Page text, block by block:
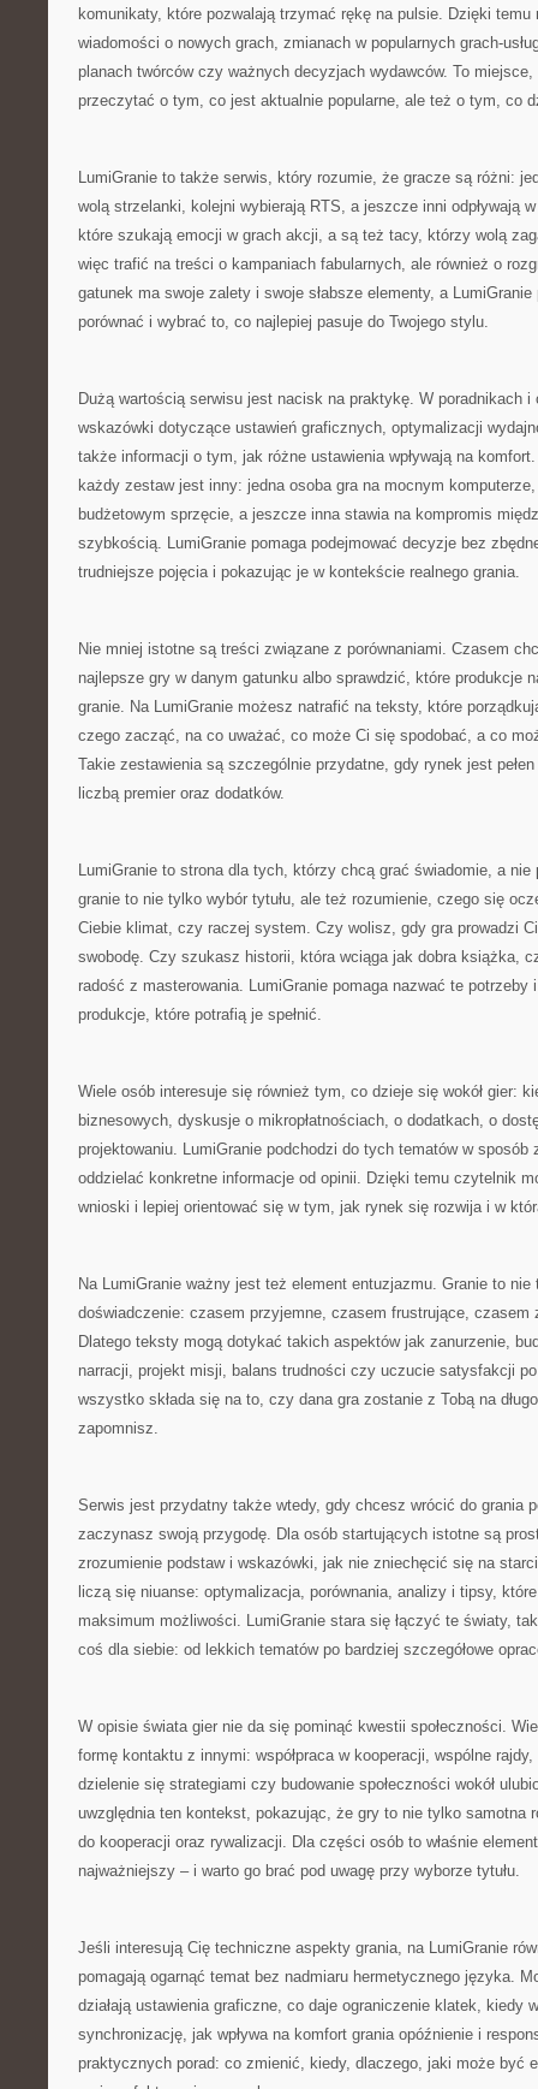
komunikaty, które pozwalają trzymać rękę na pulsie. Dzięki
wiadomości o nowych grach, zmianach w popularnych grach-
planach twórców czy ważnych decyzjach wydawców. To
przeczytać o tym, co jest aktualnie popularne, ale też o tym, co
LumiGranie to także serwis, który rozumie, że gracze są różni:
wolą strzelanki, kolejni wybierają RTS, a jeszcze inni odpływają
które szukają emocji w grach akcji, a są też tacy, którzy wolą
więc trafić na treści o kampaniach fabularnych, ale również o
gatunek ma swoje zalety i swoje słabsze elementy, a
porównać i wybrać to, co najlepiej pasuje do Twojego stylu.
Dużą wartością serwisu jest nacisk na praktykę. W poradnikach i
wskazówki dotyczące ustawień graficznych, optymalizacji
także informacji o tym, jak różne ustawienia wpływają na
każdy zestaw jest inny: jedna osoba gra na mocnym
budżetowym sprzęcie, a jeszcze inna stawia na kompromis
szybkością. LumiGranie pomaga podejmować decyzje bez
trudniejsze pojęcia i pokazując je w kontekście realnego grania.
Nie mniej istotne są treści związane z porównaniami. Czasem
najlepsze gry w danym gatunku albo sprawdzić, które produkcje
granie. Na LumiGranie możesz natrafić na teksty, które
czego zacząć, na co uważać, co może Ci się spodobać, a co
Takie zestawienia są szczególnie przydatne, gdy rynek jest
liczbą premier oraz dodatków.
LumiGranie to strona dla tych, którzy chcą grać świadomie, a nie
granie to nie tylko wybór tytułu, ale też rozumienie, czego się
Ciebie klimat, czy raczej system. Czy wolisz, gdy gra prowadzi
swobodę. Czy szukasz historii, która wciąga jak dobra książka,
radość z masterowania. LumiGranie pomaga nazwać te potrzeby
produkcje, które potrafią je spełnić.
Wiele osób interesuje się również tym, co dzieje się wokół gier:
biznesowych, dyskusje o mikropłatnościach, o dodatkach, o
projektowaniu. LumiGranie podchodzi do tych tematów w sposób
oddzielać konkretne informacje od opinii. Dzięki temu czytelnik
wnioski i lepiej orientować się w tym, jak rynek się rozwija i w
Na LumiGranie ważny jest też element entuzjazmu. Granie to
doświadczenie: czasem przyjemne, czasem frustrujące, czasem
Dlatego teksty mogą dotykać takich aspektów jak zanurzenie,
narracji, projekt misji, balans trudności czy uczucie satysfakcji
wszystko składa się na to, czy dana gra zostanie z Tobą na
zapomnisz.
Serwis jest przydatny także wtedy, gdy chcesz wrócić do grania
zaczynasz swoją przygodę. Dla osób startujących istotne są
zrozumienie podstaw i wskazówki, jak nie zniechęcić się na
liczą się niuanse: optymalizacja, porównania, analizy i tipsy,
maksimum możliwości. LumiGranie stara się łączyć te światy,
coś dla siebie: od lekkich tematów po bardziej szczegółowe
W opisie świata gier nie da się pominąć kwestii społeczności.
formę kontaktu z innymi: współpraca w kooperacji, wspólne
dzielenie się strategiami czy budowanie społeczności wokół
uwzględnia ten kontekst, pokazując, że gry to nie tylko samotna
do kooperacji oraz rywalizacji. Dla części osób to właśnie
najważniejszy – i warto go brać pod uwagę przy wyborze tytułu.
Jeśli interesują Cię techniczne aspekty grania, na LumiGranie
pomagają ogarnąć temat bez nadmiaru hermetycznego języka.
działają ustawienia graficzne, co daje ograniczenie klatek, kiedy
synchronizację, jak wpływa na komfort grania opóźnienie i
praktycznych porad: co zmienić, kiedy, dlaczego, jaki może być